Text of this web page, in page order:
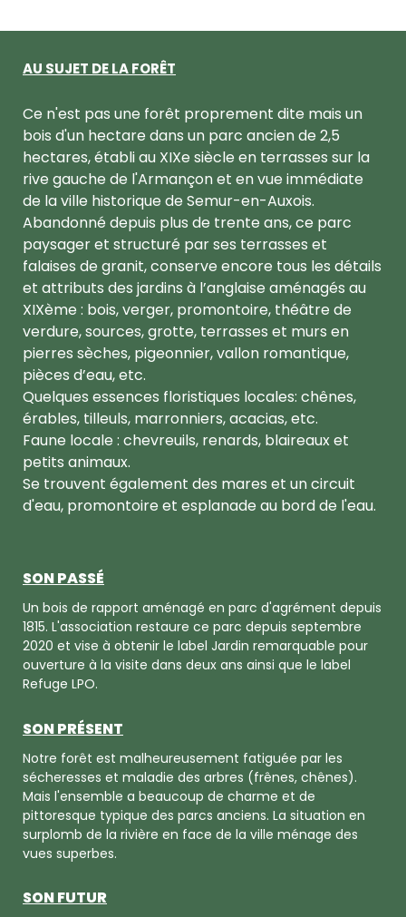
AU SUJET DE LA FORÊT
Ce n'est pas une forêt proprement dite mais un
bois d'un hectare dans un parc ancien de 2,5
hectares, établi au XIXe siècle en terrasses sur la
rive gauche de l'Armançon et en vue immédiate
de la ville historique de Semur-en-Auxois.
Abandonné depuis plus de trente ans, ce parc
paysager et structuré par ses terrasses et
falaises de granit, conserve encore tous les détails
et attributs des jardins à l’anglaise aménagés au
XIXème : bois, verger, promontoire, théâtre de
verdure, sources, grotte, terrasses et murs en
pierres sèches, pigeonnier, vallon romantique,
pièces d’eau, etc.
Quelques essences floristiques locales: chênes,
érables, tilleuls, marronniers, acacias, etc.
Faune locale : chevreuils, renards, blaireaux et
petits animaux.
Se trouvent également des mares et un circuit
d'eau, promontoire et esplanade au bord de l'eau.
SON PASSÉ
Un bois de rapport aménagé en parc d'agrément depuis
1815. L'association restaure ce parc depuis septembre
2020 et vise à obtenir le label Jardin remarquable pour
ouverture à la visite dans deux ans ainsi que le label
Refuge LPO.
SON PRÉSENT
Notre forêt est malheureusement fatiguée par les
sécheresses et maladie des arbres (frênes, chênes).
Mais l'ensemble a beaucoup de charme et de
pittoresque typique des parcs anciens. La situation en
surplomb de la rivière en face de la ville ménage des
vues superbes.
SON FUTUR